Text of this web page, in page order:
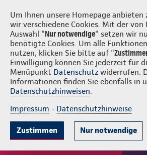
Um Ihnen unsere Homepage anbieten
wir verschiedene Cookies. Mit der
Auswahl "Nur notwendige" setzen wir
benötigte Cookies. Um alle
nutzen, klicken Sie bitte auf "
Einwilligung können Sie jederzeit für
Menüpunkt Datenschutz widerrufen.
Informationen finden Sie ebenfalls in
Datenschutzhinweisen.
Impressum - Datenschutzhinweise
Zustimmen Nur notwendige
Czwikla & Team